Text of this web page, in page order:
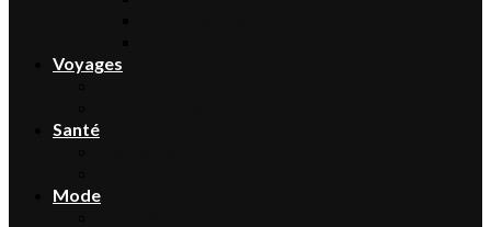
Voyages
Santé
Mode